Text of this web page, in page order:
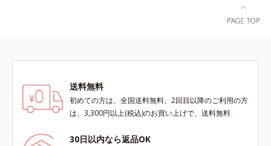
送料無料
初めての方は、全国送料無料、2回目以降のご利用の方
は、3,300円以上(税込)のお買い上げで、送料無料
30日以内なら返品OK